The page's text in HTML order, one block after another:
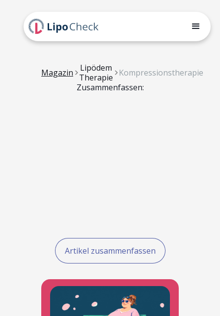
Magazin
Lipödem
Therapie
Kompressionstherapie
Zusammenfassen:
Artikel zusammenfassen